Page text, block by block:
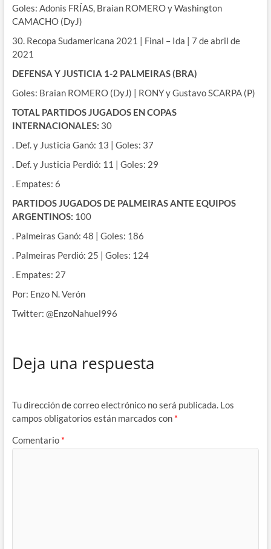
Goles: Adonis FRÍAS, Braian ROMERO y Washington
CAMACHO (DyJ)
30. Recopa Sudamericana 2021 | Final – Ida | 7 de abril de
2021
DEFENSA Y JUSTICIA 1-2 PALMEIRAS (BRA)
Goles: Braian ROMERO (DyJ) | RONY y Gustavo SCARPA (P)
TOTAL PARTIDOS JUGADOS EN COPAS
INTERNACIONALES: 30
. Def. y Justicia Ganó: 13 | Goles: 37
. Def. y Justicia Perdió: 11 | Goles: 29
. Empates: 6
PARTIDOS JUGADOS DE PALMEIRAS ANTE EQUIPOS
ARGENTINOS: 100
. Palmeiras Ganó: 48 | Goles: 186
. Palmeiras Perdió: 25 | Goles: 124
. Empates: 27
Por: Enzo N. Verón
Twitter: @EnzoNahuel996
Deja una respuesta
Tu dirección de correo electrónico no será publicada. Los
campos obligatorios están marcados con *
Comentario *